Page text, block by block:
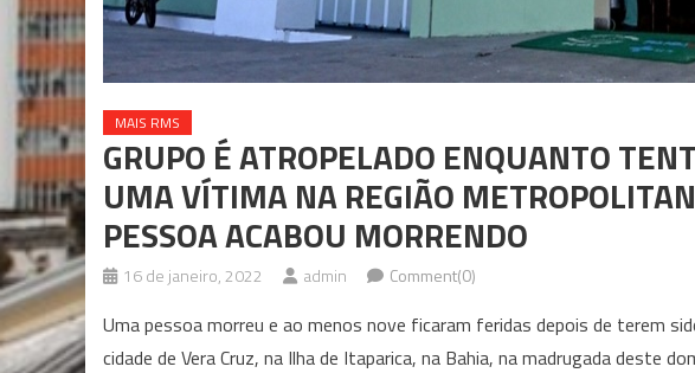
MAIS RMS
GRUPO É ATROPELADO ENQUANTO
UMA VÍTIMA NA REGIÃO
PESSOA ACABOU MORRENDO
16 de janeiro, 2022 admin Comment(0)
Uma pessoa morreu e ao menos nove ficaram feridas depois de terem
cidade de Vera Cruz, na Ilha de Itaparica, na Bahia, na madrugada deste